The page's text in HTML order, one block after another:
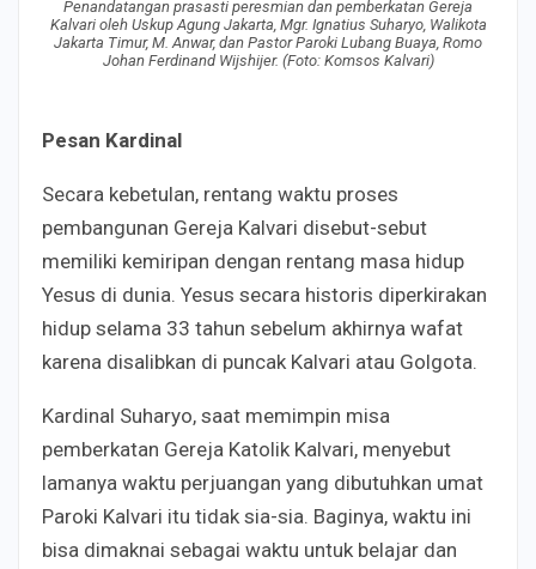
Penandatangan prasasti peresmian dan pemberkatan Gereja
Kalvari oleh Uskup Agung Jakarta, Mgr. Ignatius Suharyo, Walikota
Jakarta Timur, M. Anwar, dan Pastor Paroki Lubang Buaya, Romo
Johan Ferdinand Wijshijer. (Foto: Komsos Kalvari)
Pesan Kardinal
Secara kebetulan, rentang waktu proses
pembangunan Gereja Kalvari disebut-sebut
memiliki kemiripan dengan rentang masa hidup
Yesus di dunia. Yesus secara historis diperkirakan
hidup selama 33 tahun sebelum akhirnya wafat
karena disalibkan di puncak Kalvari atau Golgota.
Kardinal Suharyo, saat memimpin misa
pemberkatan Gereja Katolik Kalvari, menyebut
lamanya waktu perjuangan yang dibutuhkan umat
Paroki Kalvari itu tidak sia-sia. Baginya, waktu ini
bisa dimaknai sebagai waktu untuk belajar dan